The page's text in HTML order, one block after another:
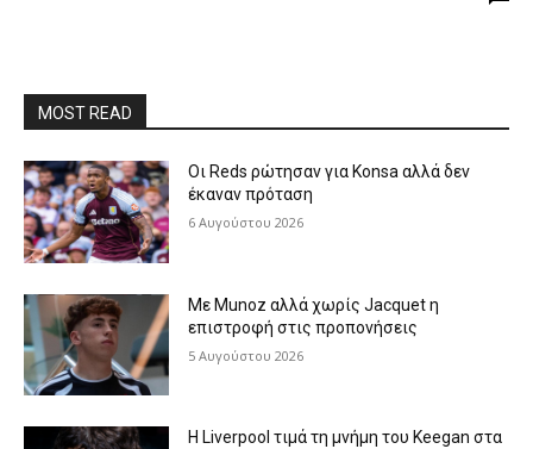
MOST READ
Οι Reds ρώτησαν για Konsa αλλά δεν
έκαναν πρόταση
6 Αυγούστου 2026
Με Munoz αλλά χωρίς Jacquet η
επιστροφή στις προπονήσεις
5 Αυγούστου 2026
Η Liverpool τιμά τη μνήμη του Keegan στα